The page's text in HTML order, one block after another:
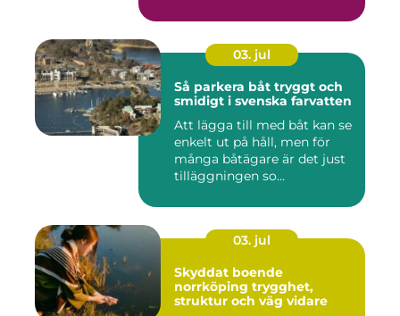
03. jul
Så parkera båt tryggt och
smidigt i svenska farvatten
Att lägga till med båt kan se
enkelt ut på håll, men för
många båtägare är det just
tilläggningen so...
03. jul
Skyddat boende
norrköping trygghet,
struktur och väg vidare